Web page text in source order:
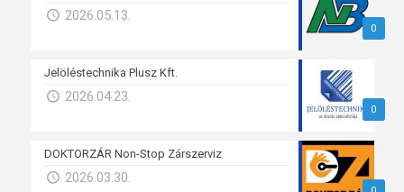
0
2026.05.13.
0
Jelöléstechnika Plusz Kft.
2026.04.23.
DOKTORZÁR Non-Stop Zárszerviz
2026.03.30.